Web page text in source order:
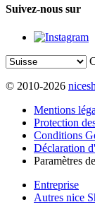
Suivez-nous sur
© 2010-2026
Mentions
Protection
Conditions
Déclaration
Paramètres
Entreprise
Autres nice